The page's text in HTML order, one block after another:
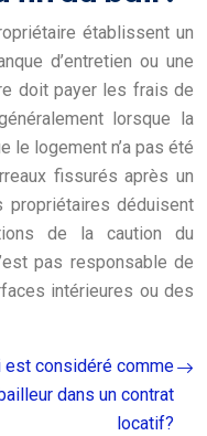
établissent un
d’entretien ou une
doit payer les frais de
lorsque la
le logement n’a pas été
fissurés après un
propriétaires déduisent
de la caution du
pas responsable de
intérieures ou des
est considéré comme
dans un contrat
locatif?